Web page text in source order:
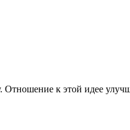
к этой идее